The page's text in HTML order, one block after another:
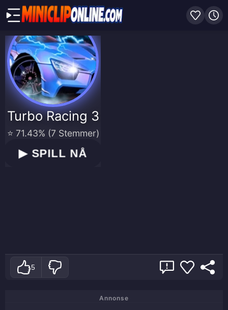
Turbo Racing 3
⭐ 71.43% (7 Stemmer)
▶ SPILL NÅ
5
Annonse